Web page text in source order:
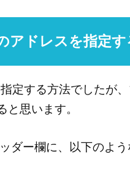
アドレスを指定す
定する方法でしたが
思います。
ダー欄に、以下のよう